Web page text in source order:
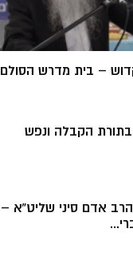
– בית מדרש הסולם
בתורת הקבלה ונפש
אדם סיני שליט”א –